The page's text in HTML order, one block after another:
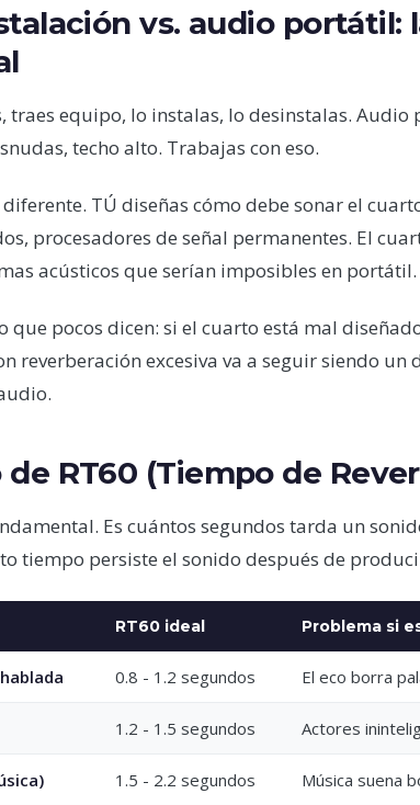
vs. audio portátil:
traes equipo, lo instalas, lo desinstalas. Audio
techo alto. Trabajas con eso.
TÚ diseñas cómo debe sonar el
procesadores de señal permanentes. El
acústicos que serían imposibles en portátil.
que pocos dicen: si el cuarto está mal
reverberación excesiva va a seguir siendo un
RT60 (Tiempo de
Es cuántos segundos tarda un
tiempo persiste el sonido después de
RT60 ideal Problema si
0.8 - 1.2 segundos El eco borra
1.2 - 1.5 segundos Actores
1.5 - 2.2 segundos Música suena